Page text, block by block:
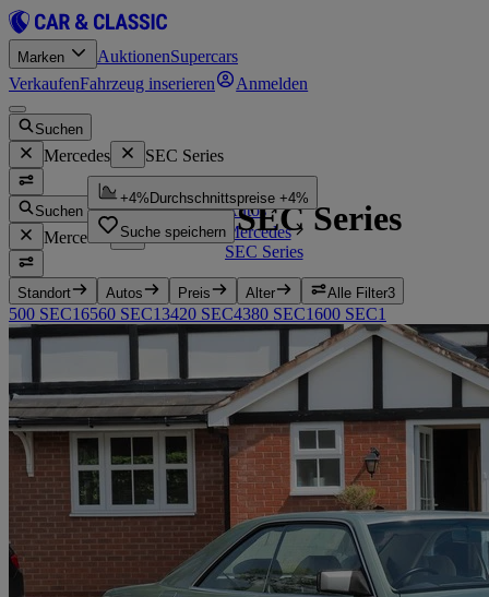
Marken AuktionenSupercars
VerkaufenFahrzeug inserieren Anmelden
Suchen
Mercedes SEC Series
Suchen
Mercedes SEC Series
Standort Autos Preis Alter Alle Filter3
500 SEC16560 SEC13420 SEC4380 SEC1600 SEC1
Startseite
Autos
Mercedes
SEC Series
Mercedes SEC Series
+4% Durchschnittspreise +4%
Suche speichern